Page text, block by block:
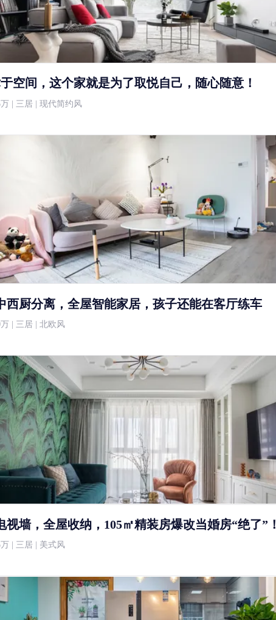
空间，这个家就是为了取悦自己，随心随意！
万 | 三居 | 现代简约风
西厨分离，全屋智能家居，孩子还能在客厅练车
万 | 三居 | 北欧风
视墙，全屋收纳，105㎡精装房爆改当婚房“绝了”！
万 | 三居 | 美式风